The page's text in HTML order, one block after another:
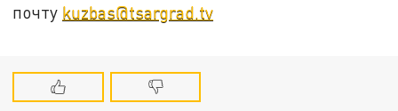
почту kuzbas@tsargrad.tv